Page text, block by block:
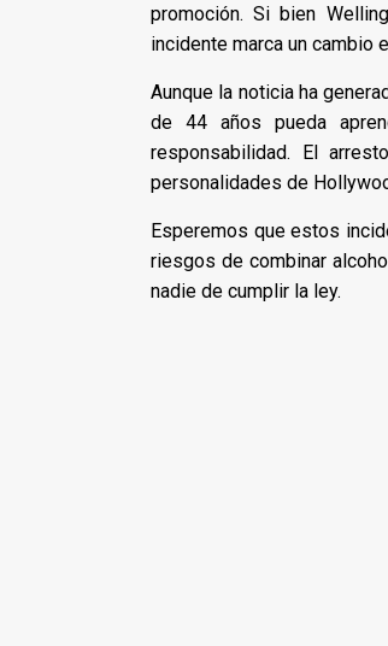
promoción. Si bien
incidente marca un cambio
Aunque la noticia ha
de 44 años pueda
responsabilidad. El
personalidades de
Esperemos que estos
riesgos de combinar
nadie de cumplir la ley.